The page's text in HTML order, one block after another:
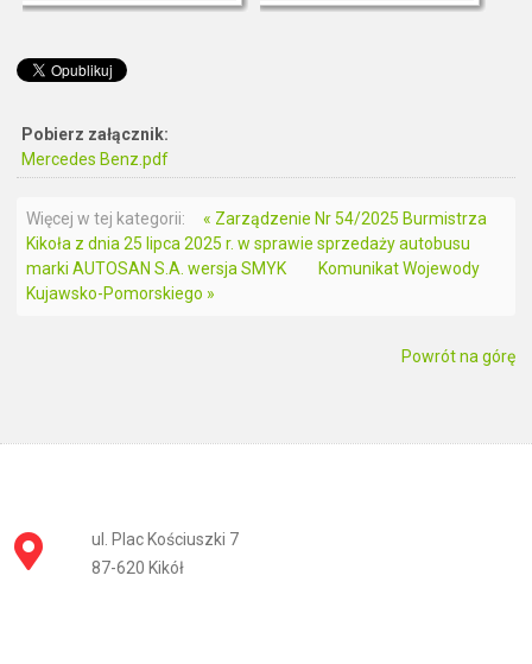
Pobierz załącznik:
Mercedes Benz.pdf
Więcej w tej kategorii:
« Zarządzenie Nr 54/2025 Burmistrza
Kikoła z dnia 25 lipca 2025 r. w sprawie sprzedaży autobusu
marki AUTOSAN S.A. wersja SMYK
Komunikat Wojewody
Kujawsko-Pomorskiego »
Powrót na górę
ul. Plac Kościuszki 7
87-620 Kikół